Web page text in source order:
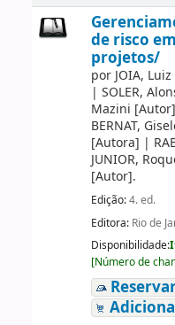
de risco em
projetos/
por JOIA,
| SOLER,
Mazini [Autor]
BERNAT,
[Autora] |
JUNIOR,
[Autor].
Edição:4. ed.
Editora: Rio de
Disponibilidade:
[Número de